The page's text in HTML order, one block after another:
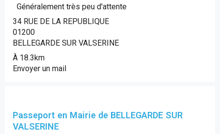
Généralement très peu d'attente
34 RUE DE LA REPUBLIQUE
01200
BELLEGARDE SUR VALSERINE
À 18.3km
Envoyer un mail
Passeport en Mairie de BELLEGARDE SUR
VALSERINE